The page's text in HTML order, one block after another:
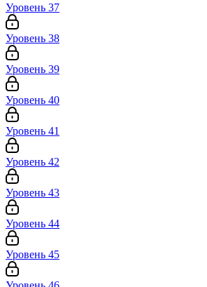
Уровень 37
Уровень 38
Уровень 39
Уровень 40
Уровень 41
Уровень 42
Уровень 43
Уровень 44
Уровень 45